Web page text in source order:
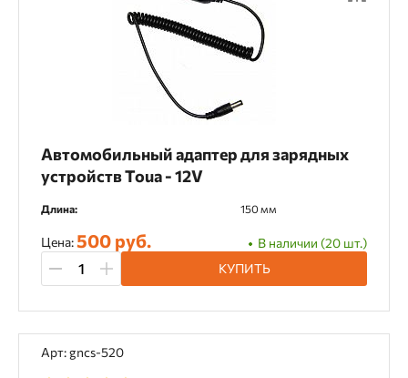
Автомобильный адаптер для зарядных
устройств Toua - 12V
Длина: 150 мм
Цена:500 руб.
В наличии (20 шт.)
КУПИТЬ
Арт: gncs-520